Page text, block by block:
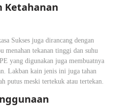
Ketahanan
Sukses juga dirancang dengan
menahan tekanan tinggi dan suhu
yang digunakan juga membuatnya
Lakban kain jenis ini juga tahan
putus meski tertekuk atau tertekan.